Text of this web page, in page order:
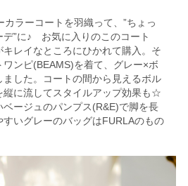
カラーコートを羽織って、”ちょっ
デ”に♪ お気に入りのこのコート
レイなところにひかれて購入。そ
ンピ(BEAMS)を着て、グレー×ボ
ました。コートの間から見えるボル
縦に流してスタイルアップ効果も☆
ージュのパンプス(R&E)で脚を長
すいグレーのバッグはFURLAのもの